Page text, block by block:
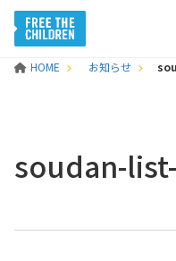
HOME お知らせ
soudan-